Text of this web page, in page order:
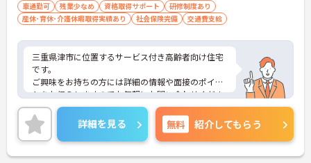
車通勤可 残業少なめ 資格取得サポート
研修制度あり
産休･育休･介護休暇取得実績あり
社会保険完備 交通費支給
三重県津市に位置するサービス付き高齢者向け住宅
です。
ご興味をお持ちの方には詳細の情報や面接のポイン
トをお伝えしますのでお気軽にお問い合わせくださ
いませ。
詳細を見る 無料 紹介してもらう